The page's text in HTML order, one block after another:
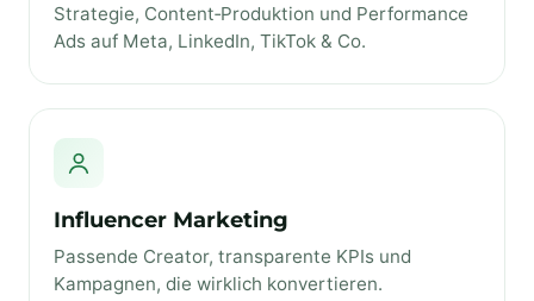
Strategie, Content‑Produktion und Performance
Ads auf Meta, LinkedIn, TikTok & Co.
Influencer Marketing
Passende Creator, transparente KPIs und
Kampagnen, die wirklich konvertieren.